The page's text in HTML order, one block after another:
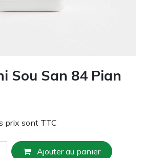
Sou San 84 Pian
prix sont TTC
Ajouter au panier